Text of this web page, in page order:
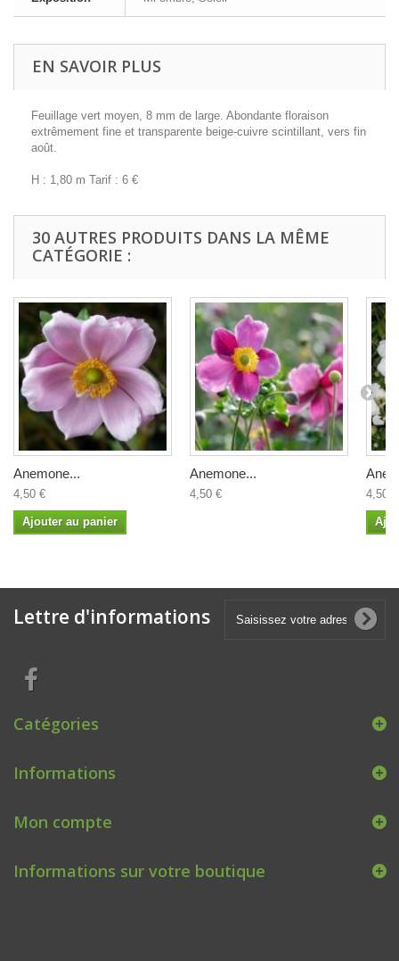
EN SAVOIR PLUS
Feuillage vert moyen, 8 mm de large. Abondante floraison
extrêmement fine et transparente beige-cuivre scintillant, vers fin
août.
H : 1,80 m Tarif : 6 €
30 AUTRES PRODUITS DANS LA MÊME
CATÉGORIE :
Anemone...
4,50 €
Ajouter au panier
Anemone...
4,50 € 4,50 €
Lettre d'informations
Catégories
Informations
Mon compte
Informations sur votre boutique